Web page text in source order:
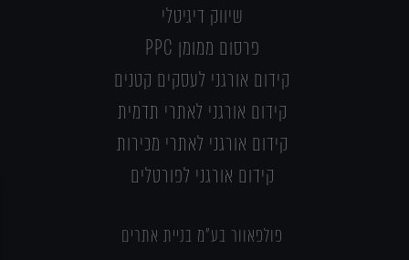
שיווק דיגיטלי
פרסום ממומן PPC
קידום אורגני לעסקים קטנים
קידום אורגני לאתרי תדמית
קידום אורגני לאתרי מכירות
קידום אורגני לפורטלים
פולפאוור בע"מ בניית אתרים